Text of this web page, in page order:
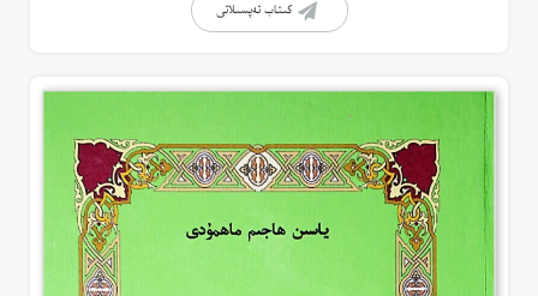
كىتاب تەپسىلاتى